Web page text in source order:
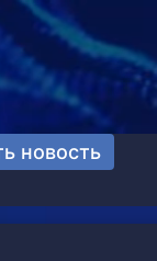
новость